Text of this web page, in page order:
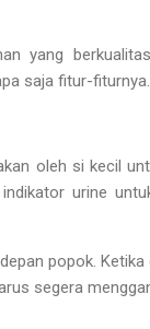
yang
saja fitur-fiturnya.
oleh si kecil
urine
popok.
segera